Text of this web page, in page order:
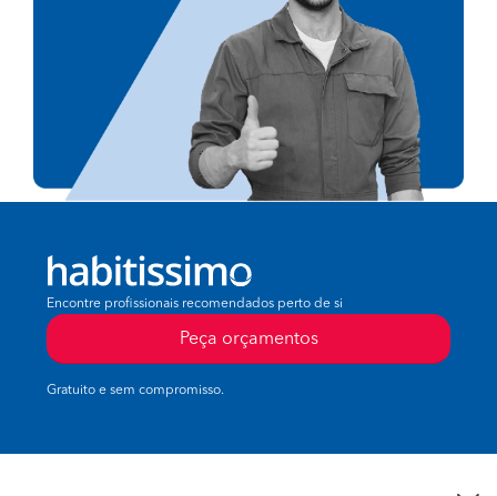
Encontre profissionais recomendados perto de si
Peça orçamentos
Gratuito e sem compromisso.